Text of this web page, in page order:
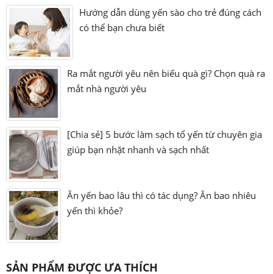
Hướng dẫn dùng yến sào cho trẻ đúng cách
có thể bạn chưa biết
Ra mắt người yêu nên biếu quà gì? Chọn quà ra
mắt nhà người yêu
[Chia sẻ] 5 bước làm sạch tổ yến từ chuyên gia
giúp bạn nhặt nhanh và sạch nhất
Ăn yến bao lâu thì có tác dụng? Ăn bao nhiêu
yến thì khỏe?
SẢN PHẨM ĐƯỢC ƯA THÍCH